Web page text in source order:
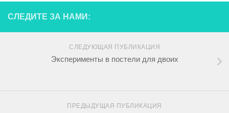
СЛЕДИТЕ ЗА НАМИ:
СЛЕДУЮЩАЯ ПУБЛИКАЦИЯ
Эксперименты в постели для двоих
ПРЕДЫДУЩАЯ ПУБЛИКАЦИЯ